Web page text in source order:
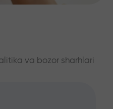
va bozor sharhlari